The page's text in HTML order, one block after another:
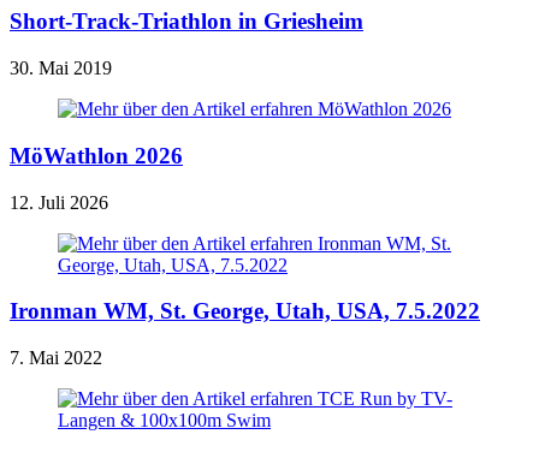
Short-Track-Triathlon in Griesheim
30. Mai 2019
MöWathlon 2026
12. Juli 2026
Ironman WM, St. George, Utah, USA, 7.5.2022
7. Mai 2022